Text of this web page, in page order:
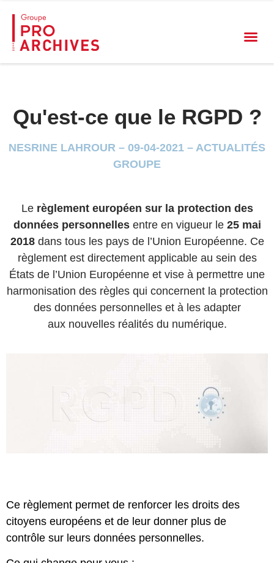
Qu'est-ce que le RGPD ?
NESRINE LAHROUR – 09-04-2021 – ACTUALITÉS
GROUPE
Le règlement européen sur la protection des
données personnellesentre en vigueur le 25 mai
2018dans tous les pays de l’Union Européenne. Ce
règlement est directement applicable au sein des
États de l’Union Européenne et vise à permettre une
harmonisation des règles qui concernent la protection
des données personnelles et à les adapter
aux nouvelles réalités du numérique.
Ce règlement permet de renforcer les droits des
citoyens européens et de leur donner plus de
contrôle sur leurs données personnelles.